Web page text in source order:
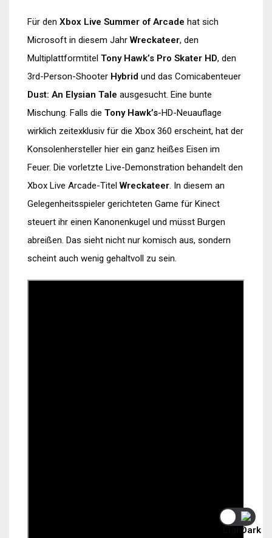
Für den Xbox Live Summer of Arcade hat sich
Microsoft in diesem JahrWreckateer, den
Multiplattformtitel Tony Hawk’s Pro Skater HD, den
3rd-Person-Shooter Hybrid und das Comicabenteuer
Dust: An Elysian Tale ausgesucht. Eine bunte
Mischung. Falls die Tony Hawk’s-HD-Neuauflage
wirklich zeitexklusiv für die Xbox 360 erscheint, hat der
Konsolenhersteller hier ein ganz heißes Eisen im
Feuer. Die vorletzte Live-Demonstration behandelt den
Xbox Live Arcade-TitelWreckateer. In diesem an
Gelegenheitsspieler gerichteten Game für Kinect
steuert ihr einen Kanonenkugel und müsst Burgen
abreißen. Das sieht nicht nur komisch aus, sondern
scheint auch wenig gehaltvoll zu sein.